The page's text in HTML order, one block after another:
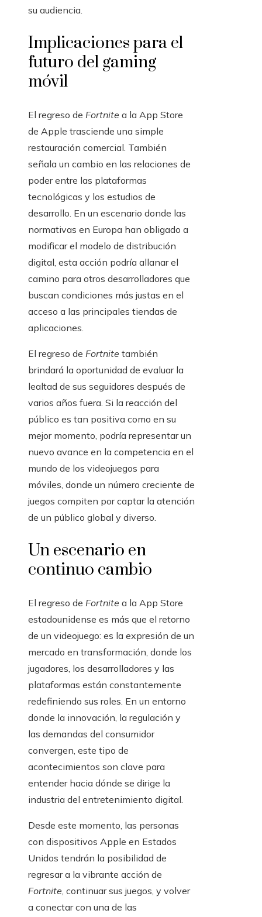
su audiencia.
Implicaciones para el
futuro del gaming
móvil
El regreso de Fortnite a la App Store
de Apple trasciende una simple
restauración comercial. También
señala un cambio en las relaciones de
poder entre las plataformas
tecnológicas y los estudios de
desarrollo. En un escenario donde las
normativas en Europa han obligado a
modificar el modelo de distribución
digital, esta acción podría allanar el
camino para otros desarrolladores que
buscan condiciones más justas en el
acceso a las principales tiendas de
aplicaciones.
El regreso de Fortnite también
brindará la oportunidad de evaluar la
lealtad de sus seguidores después de
varios años fuera. Si la reacción del
público es tan positiva como en su
mejor momento, podría representar un
nuevo avance en la competencia en el
mundo de los videojuegos para
móviles, donde un número creciente de
juegos compiten por captar la atención
de un público global y diverso.
Un escenario en
continuo cambio
El regreso de Fortnite a la App Store
estadounidense es más que el retorno
de un videojuego: es la expresión de un
mercado en transformación, donde los
jugadores, los desarrolladores y las
plataformas están constantemente
redefiniendo sus roles. En un entorno
donde la innovación, la regulación y
las demandas del consumidor
convergen, este tipo de
acontecimientos son clave para
entender hacia dónde se dirige la
industria del entretenimiento digital.
Desde este momento, las personas
con dispositivos Apple en Estados
Unidos tendrán la posibilidad de
regresar a la vibrante acción de
Fortnite, continuar sus juegos, y volver
a conectar con una de las